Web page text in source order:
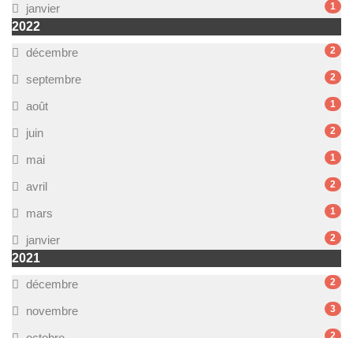
janvier 1
2022
décembre
2
septembre 2
août 1
juin 2
mai 1
avril 2
mars 1
janvier 2
2021
décembre
2
novembre 3
2